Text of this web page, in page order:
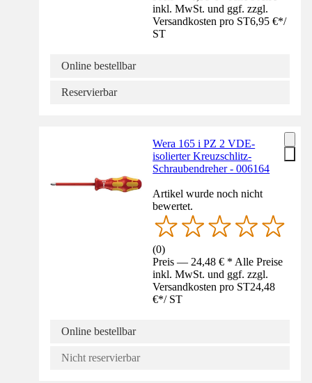
inkl. MwSt. und ggf. zzgl.
Versandkosten pro ST6,95 €*/
ST
Online bestellbar
Reservierbar
Wera 165 i PZ 2 VDE-
isolierter Kreuzschlitz-
Schraubendreher - 006164
Artikel wurde noch nicht
bewertet.
(0)
Preis — 24,48 € * Alle Preise
inkl. MwSt. und ggf. zzgl.
Versandkosten pro ST24,48
€*/ ST
Online bestellbar
Nicht reservierbar